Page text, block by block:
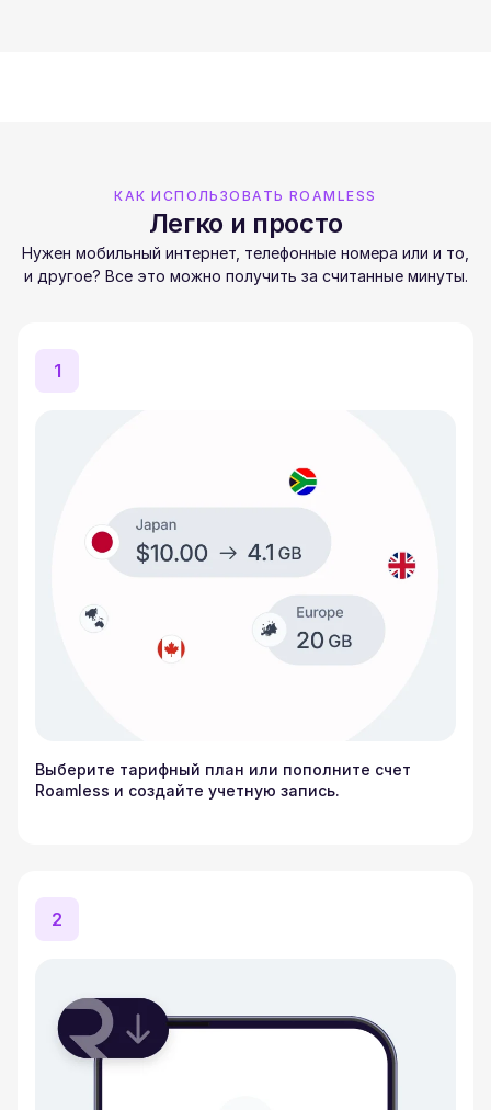
КАК ИСПОЛЬЗОВАТЬ ROAMLESS
Легко и просто
Нужен мобильный интернет, телефонные номера или и то,
и другое? Все это можно получить за считанные минуты.
1
Выберите тарифный план или пополните счет
Roamless и создайте учетную запись.
2